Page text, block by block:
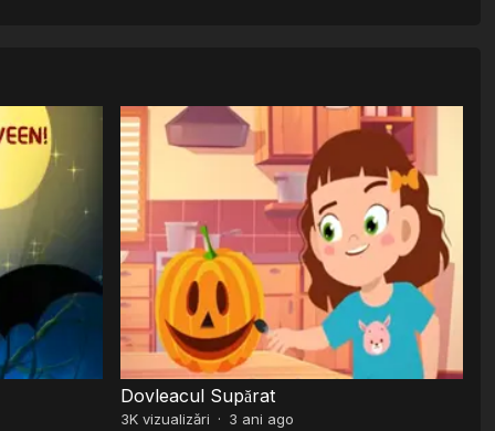
Dovleacul Supărat
3K vizualizări · 3 ani ago